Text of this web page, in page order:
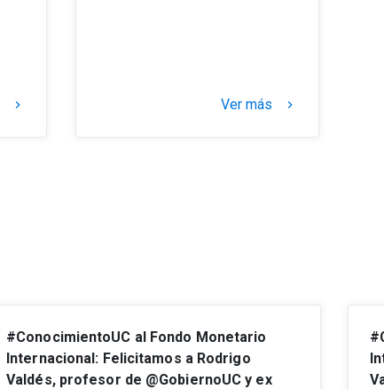
keyboard_arrow_right Ver más keyboard_arrow_right
#ConocimientoUC al Fondo Monetario
Internacional: Felicitamos a Rodrigo
Valdés, profesor de @GobiernoUC y ex